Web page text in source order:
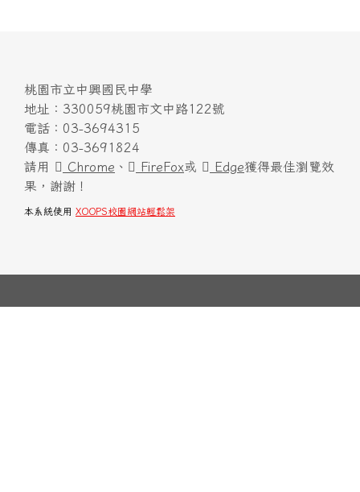
桃園市立中興國民中學
地址：330059桃園市文中路122號
電話：03-3694315
傳真：03-3691824
請用
Chrome 、 FireFox或 Edge獲得最佳瀏覽效
果，謝謝！
本系統使用 XOOPS校園網站輕鬆架